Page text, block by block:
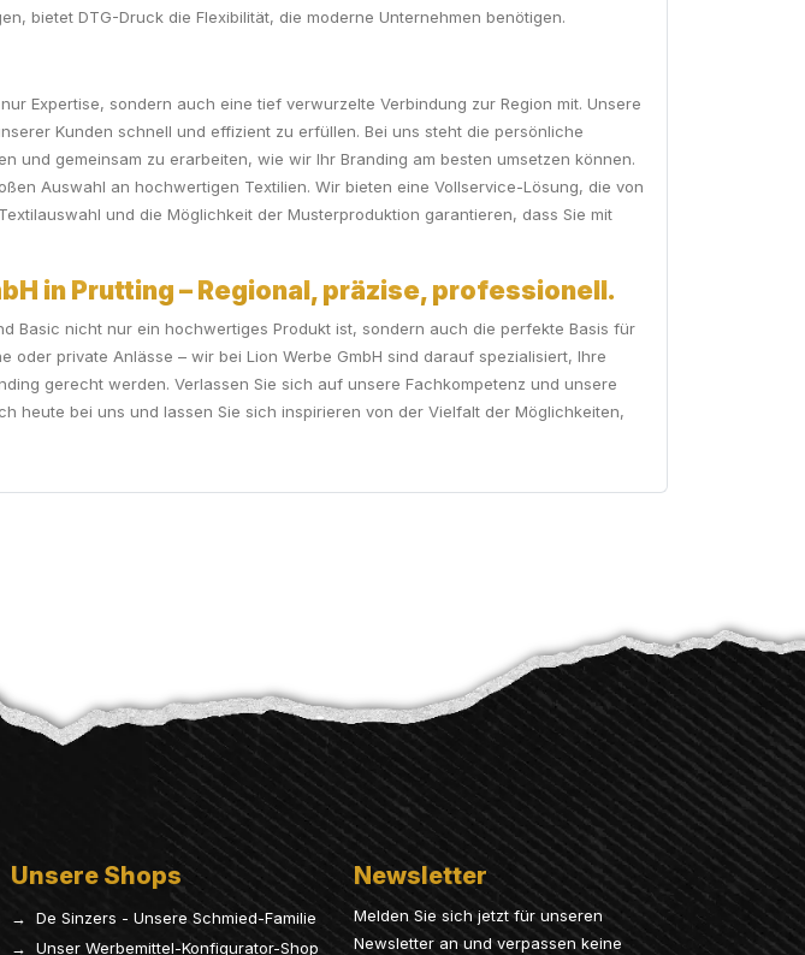
bietet DTG-Druck die Flexibilität, die moderne Unternehmen benötigen.
Expertise, sondern auch eine tief verwurzelte Verbindung zur Region mit. Unsere
Kunden schnell und effizient zu erfüllen. Bei uns steht die persönliche
und gemeinsam zu erarbeiten, wie wir Ihr Branding am besten umsetzen können.
Auswahl an hochwertigen Textilien. Wir bieten eine Vollservice-Lösung, die von
und die Möglichkeit der Musterproduktion garantieren, dass Sie mit
in Prutting – Regional, präzise, professionell.
Basic nicht nur ein hochwertiges Produkt ist, sondern auch die perfekte Basis für
private Anlässe – wir bei Lion Werbe GmbH sind darauf spezialisiert, Ihre
gerecht werden. Verlassen Sie sich auf unsere Fachkompetenz und unsere
heute bei uns und lassen Sie sich inspirieren von der Vielfalt der Möglichkeiten,
Unsere Shops
→ De Sinzers - Unsere Schmied-Familie
→ Unser Werbemittel-Konfigurator-Shop
Newsletter
Melden Sie sich jetzt für unseren
Newsletter an und verpassen keine